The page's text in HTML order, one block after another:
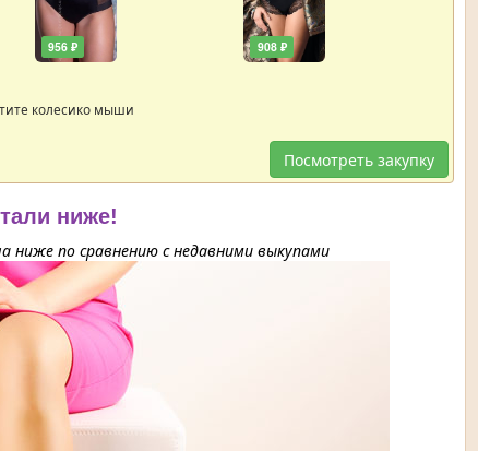
956 ₽ 908 ₽
колесико мыши
Посмотреть закупку
ниже!
по сравнению с недавними выкупами